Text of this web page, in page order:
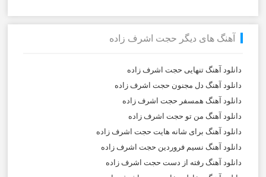
آهنگ های دیگر حجت اشرف زاده
دانلود آهنگ تنهایی حجت اشرف زاده
دانلود آهنگ دل مجنون حجت اشرف زاده
دانلود آهنگ همسفر حجت اشرف زاده
دانلود آهنگ من تو حجت اشرف زاده
دانلود آهنگ برای شانه هایت حجت اشرف زاده
دانلود آهنگ نسیم فروردین حجت اشرف زاده
دانلود آهنگ رفته از دست حجت اشرف زاده